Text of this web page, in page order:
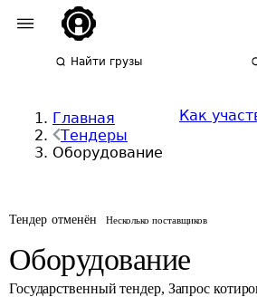
Найти грузы
Главная
Тендеры
Оборудование
Как
Тендер отменён Несколько поставщиков
Оборудование
Государственный тендер, Запрос